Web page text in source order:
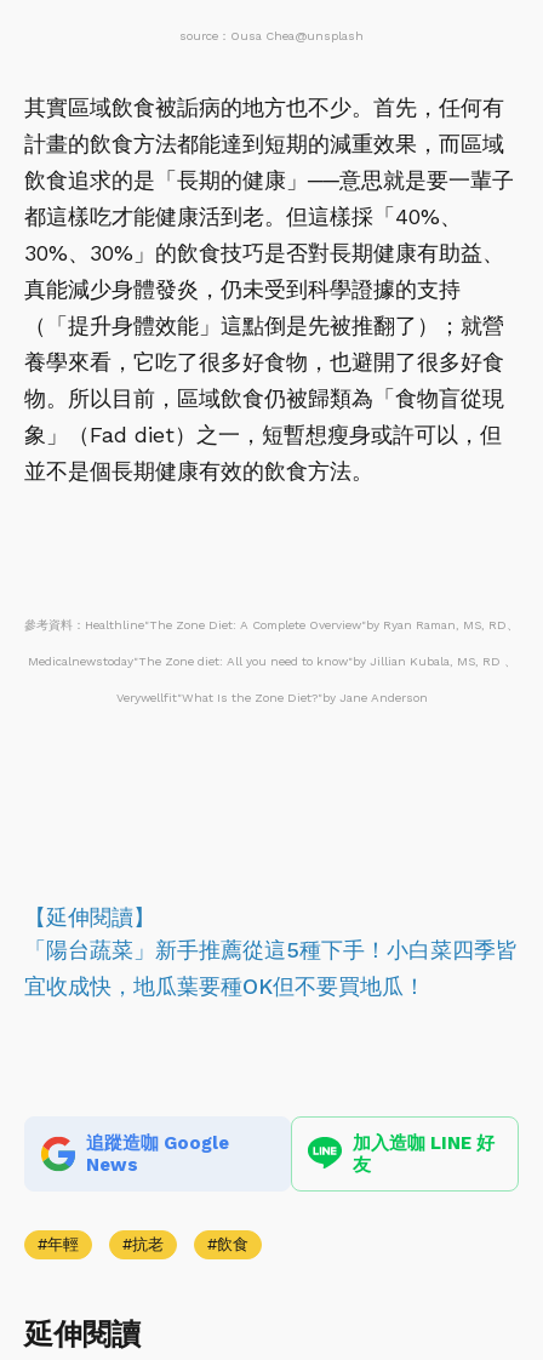
source：Ousa Chea@unsplash
其實區域飲食被詬病的地方也不少。首先，任何有
計畫的飲食方法都能達到短期的減重效果，而區域
飲食追求的是「長期的健康」──意思就是要一輩子
都這樣吃才能健康活到老。但這樣採「40%、
30%、30%」的飲食技巧是否對長期健康有助益、
真能減少身體發炎，仍未受到科學證據的支持
（「提升身體效能」這點倒是先被推翻了）；就營
養學來看，它吃了很多好食物，也避開了很多好食
物。所以目前，區域飲食仍被歸類為「食物盲從現
象」（Fad diet）之一，短暫想瘦身或許可以，但
並不是個長期健康有效的飲食方法。
參考資料：Healthline"The Zone Diet: A Complete Overview"by Ryan Raman, MS, RD、
Medicalnewstoday"The Zone diet: All you need to know"by Jillian Kubala, MS, RD 、
Verywellfit"What Is the Zone Diet?"by Jane Anderson
【延伸閱讀】
「陽台蔬菜」新手推薦從這5種下手！小白菜四季皆
宜收成快，地瓜葉要種OK但不要買地瓜！
追蹤造咖 Google
News
加入造咖 LINE 好
友
年輕 抗老 飲食
延伸閱讀